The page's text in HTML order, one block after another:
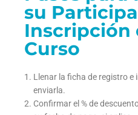
su
Inscripción
Curso
Llenar la ficha de registro e
enviarla.
Confirmar el % de